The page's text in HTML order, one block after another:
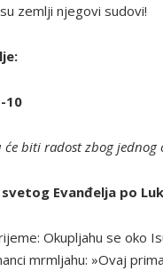
zemlji njegovi sudovi!
10
će biti radost zbog jednog
Evanđelja po
Okupljahu se oko
mrmljahu: »Ovaj